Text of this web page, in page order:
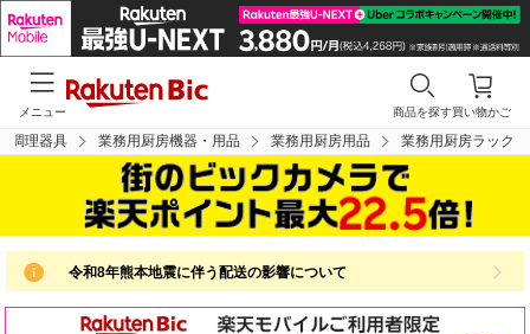
買い物かご
商品を探す
メニュー
調理器具 業務用厨房機器・用品 業務用厨房用品 業務用厨房ラック
令和8年熊本地震に伴う配送の影響について